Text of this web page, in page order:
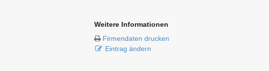
Weitere Informationen
Firmendaten drucken
Eintrag ändern